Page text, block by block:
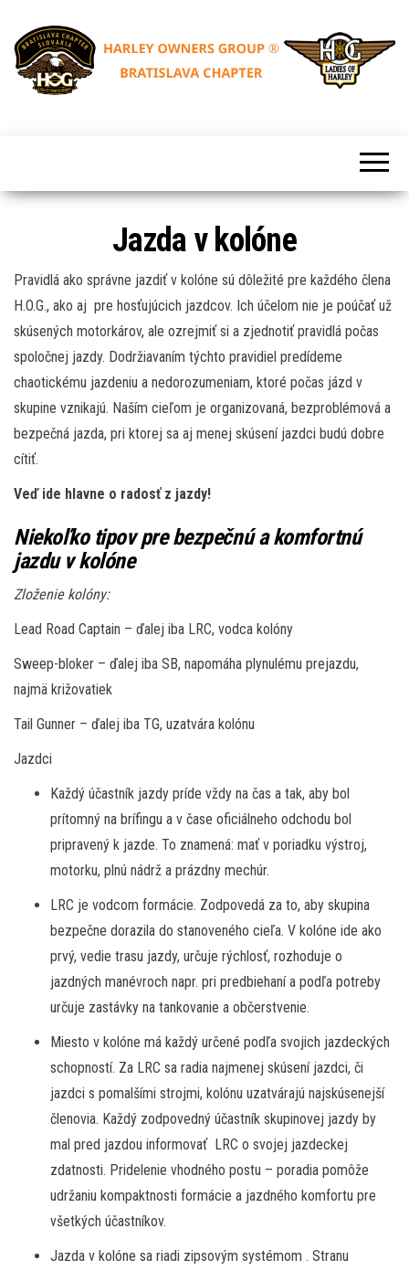
the
content
Slovakia
CHAPTER
Jazda v kolóne
Pravidlá ako správne jazdiť v kolóne sú dôležité pre každého člena
H.O.G., ako aj pre hosťujúcich jazdcov. Ich účelom nie je poúčať už
skúsených motorkárov, ale ozrejmiť si a zjednotiť pravidlá počas
spoločnej jazdy. Dodržiavaním týchto pravidiel predídeme
chaotickému jazdeniu a nedorozumeniam, ktoré počas jázd v
skupine vznikajú. Naším cieľom je organizovaná, bezproblémová a
bezpečná jazda, pri ktorej sa aj menej skúsení jazdci budú dobre
cítiť.
Veď ide hlavne o radosť z jazdy!
Niekoľko tipov pre bezpečnú a komfortnú
jazdu v kolóne
Zloženie kolóny:
Lead Road Captain – ďalej iba LRC, vodca kolóny
Sweep-bloker – ďalej iba SB, napomáha plynulému prejazdu,
najmä križovatiek
Tail Gunner – ďalej iba TG, uzatvára kolónu
Jazdci
Každý účastník jazdy príde vždy na čas a tak, aby bol
prítomný na brífingu a v čase oficiálneho odchodu bol
pripravený k jazde. To znamená: mať v poriadku výstroj,
motorku, plnú nádrž a prázdny mechúr.
LRC je vodcom formácie. Zodpovedá za to, aby skupina
bezpečne dorazila do stanoveného cieľa. V kolóne ide ako
prvý, vedie trasu jazdy, určuje rýchlosť, rozhoduje o
jazdných manévroch napr. pri predbiehaní a podľa potreby
určuje zastávky na tankovanie a občerstvenie.
Miesto v kolóne má každý určené podľa svojich jazdeckých
schopností. Za LRC sa radia najmenej skúsení jazdci, či
jazdci s pomalšími strojmi, kolónu uzatvárajú najskúsenejší
členovia. Každý zodpovedný účastník skupinovej jazdy by
mal pred jazdou informovať LRC o svojej jazdeckej
zdatnosti. Pridelenie vhodného postu – poradia pomôže
udržaniu kompaktnosti formácie a jazdného komfortu pre
všetkých účastníkov.
Jazda v kolóne sa riadi zipsovým systémom . Stranu